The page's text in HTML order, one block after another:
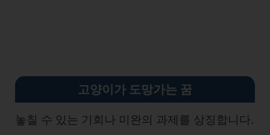
고양이가 도망가는 꿈
놓칠 수 있는 기회나 미완의 과제를 상징합니다.